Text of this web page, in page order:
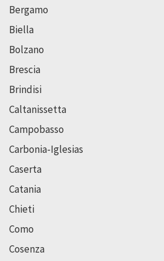
Bergamo
Biella
Bolzano
Brescia
Brindisi
Caltanissetta
Campobasso
Carbonia-Iglesias
Caserta
Catania
Chieti
Como
Cosenza